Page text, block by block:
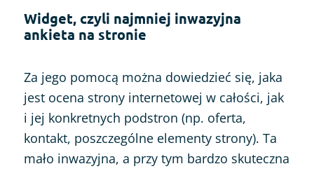
Widget, czyli najmniej inwazyjna
ankieta na stronie
Za jego pomocą można dowiedzieć się, jaka
jest ocena strony internetowej w całości, jak
i jej konkretnych podstron (np. oferta,
kontakt, poszczególne elementy strony). Ta
mało inwazyjna, a przy tym bardzo skuteczna